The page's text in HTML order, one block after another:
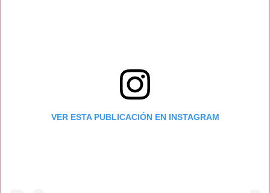
VER ESTA PUBLICACIÓN EN INSTAGRAM